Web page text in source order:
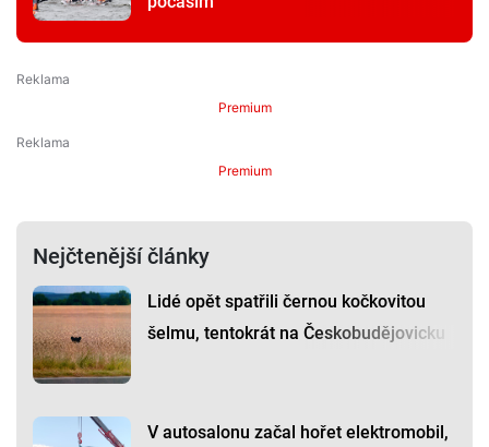
Premium
Premium
Nejčtenější články
Lidé opět spatřili černou kočkovitou
šelmu, tentokrát na Českobudějovicku
V autosalonu začal hořet elektromobil,